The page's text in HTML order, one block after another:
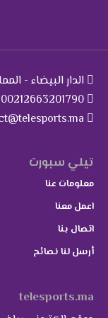
الدار البيضاء -
00212663201790
تيلي سبورت
معلومات عنا
اعمل معنا
اتصال بنا
أرسل لنا نصائح
telesports.ma